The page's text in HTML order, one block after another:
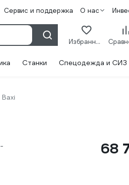
Сервис и поддержка О нас
Избранное
Станки Спецодежда и СИЗ
Baxi
68